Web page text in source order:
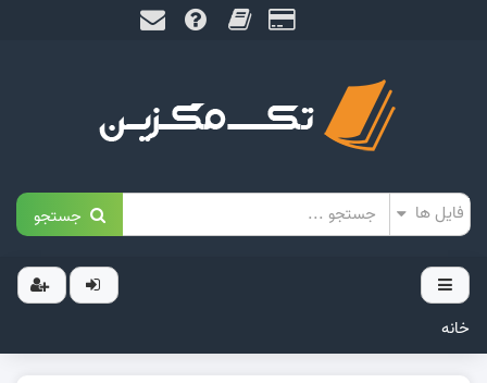
جستجو
خانه